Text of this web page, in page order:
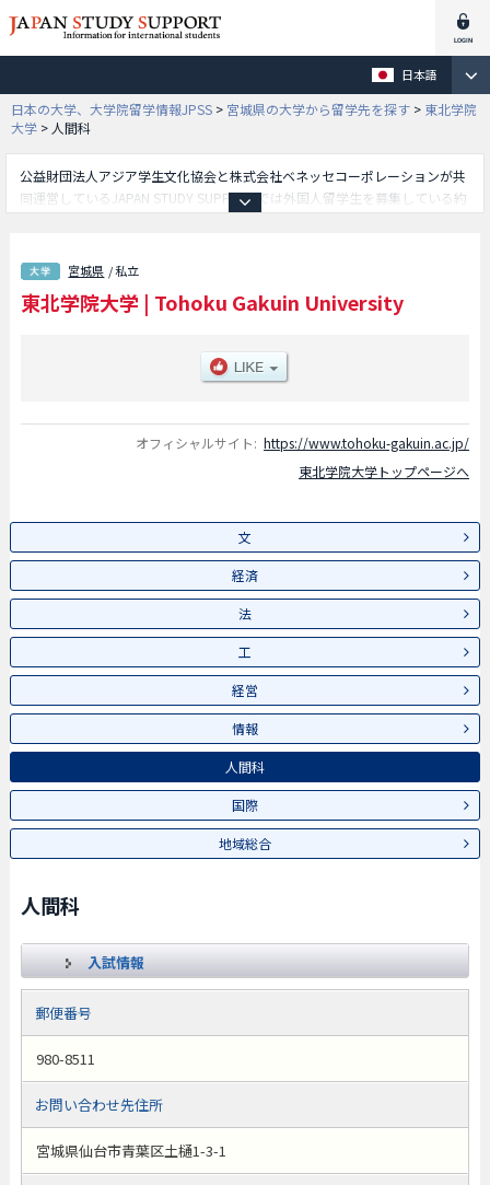
日本語
日本の大学、大学院留学情報JPSS > 宮城県の大学から留学先を探す > 東北学院
大学 > 人間科
公益財団法人アジア学生文化協会と株式会社ベネッセコーポレーションが共
同運営しているJAPAN STUDY SUPPORTでは外国人留学生を募集している約
部や法学部や工学部や経営学部や情報学部や人間科学部や国際学部や地域総
合学部等、学部別情報や、募集定員や合格者数など入試情報、施設案内、ア
クセスなど外国人留学生に必要な情報を掲載しているので是非ご利用くださ
宮城県 / 私立
東北学院大学 | Tohoku Gakuin University
オフィシャルサイト: https://www.tohoku-gakuin.ac.jp/
東北学院大学トップページへ
文
経済
法
工
経営
情報
人間科
国際
地域総合
人間科
入試情報
郵便番号
980-8511
お問い合わせ先住所
宮城県仙台市青葉区土樋1-3-1